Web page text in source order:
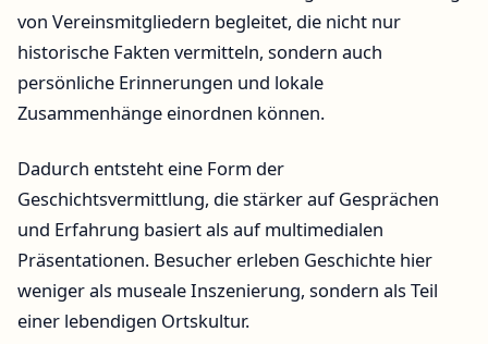
von Vereinsmitgliedern begleitet, die nicht nur
historische Fakten vermitteln, sondern auch
persönliche Erinnerungen und lokale
Zusammenhänge einordnen können.
Dadurch entsteht eine Form der
Geschichtsvermittlung, die stärker auf Gesprächen
und Erfahrung basiert als auf multimedialen
Präsentationen. Besucher erleben Geschichte hier
weniger als museale Inszenierung, sondern als Teil
einer lebendigen Ortskultur.